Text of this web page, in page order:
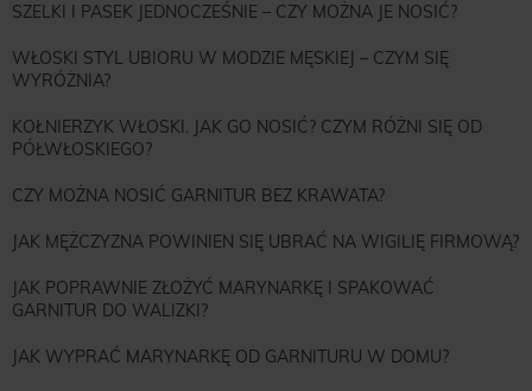
SZELKI I PASEK JEDNOCZEŚNIE – CZY MOŻNA JE NOSIĆ?
WŁOSKI STYL UBIORU W MODZIE MĘSKIEJ – CZYM SIĘ
WYRÓŻNIA?
KOŁNIERZYK WŁOSKI. JAK GO NOSIĆ? CZYM RÓŻNI SIĘ OD
PÓŁWŁOSKIEGO?
CZY MOŻNA NOSIĆ GARNITUR BEZ KRAWATA?
JAK MĘŻCZYZNA POWINIEN SIĘ UBRAĆ NA WIGILIĘ FIRMOWĄ?
JAK POPRAWNIE ZŁOŻYĆ MARYNARKĘ I SPAKOWAĆ
GARNITUR DO WALIZKI?
JAK WYPRAĆ MARYNARKĘ OD GARNITURU W DOMU?